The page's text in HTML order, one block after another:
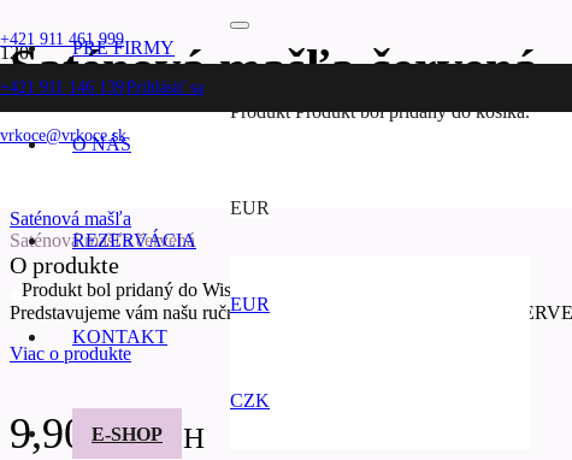
+421 911 461 999
+421 911 146 139
vrkoce@vrkoce.sk
Prihlásiť sa
PRE FIRMY
O NÁS
REZERVÁCIA
KONTAKT
E-SHOP
ProduktProduktbol pridaný do košíka.
EUR
EUR
CZK
Saténová mašľa červená
Potreby a ozdoby na zapletanie
Saténová mašľa
Saténová mašľa červená
O produkte
Produkt bol pridaný do Wishlistu.
Predstavujeme vám našu ručne vyrobenú SATÉNOVÚ MAŠĽU
Viac o produkte
9,90€s DPH